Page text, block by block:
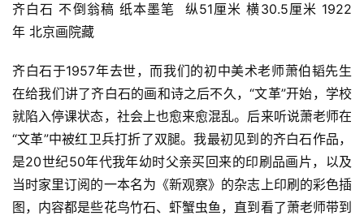
易
寫
用
錯
的
繁
體
字
一
百
齐白石 不倒翁稿 纸本墨笔  纵51厘米 横30.5厘米 1922
年 北京画院藏
齐白石于1957年去世，而我们的初中美术老师萧伯韬先生
在给我们讲了齐白石的画和诗之后不久，“文革”开始，学校
就陷入停课状态，社会上也愈来愈混乱。后来听说萧老师在
“文革”中被红卫兵打折了双腿。我最初见到的齐白石作品，
是20世纪50年代我年幼时父亲买回来的印刷品画片，以及
当时家里订阅的一本名为《新观察》的杂志上印刷的彩色插
图，内容都是些花鸟竹石、虾蟹虫鱼，直到看了萧老师带到